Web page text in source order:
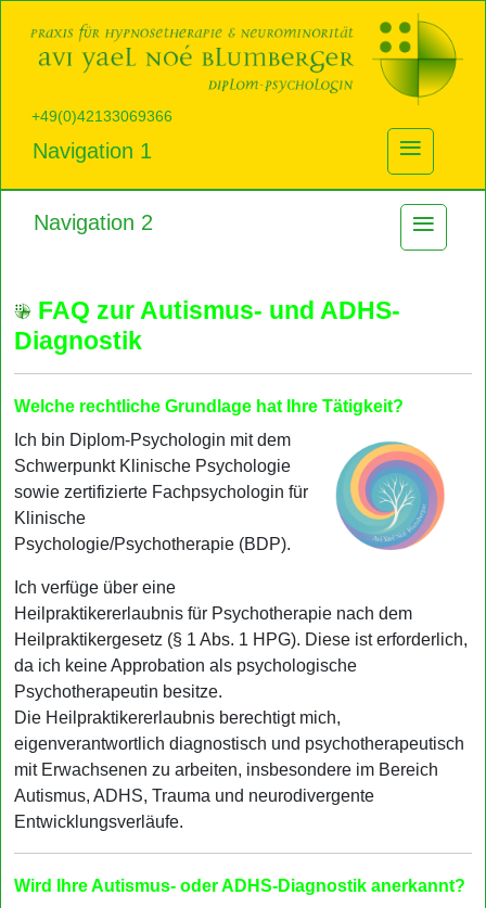
+49(0)42133069366
Navigation 1 ≡
Navigation 2 ≡
FAQ zur Autismus- und ADHS-
Diagnostik
Welche rechtliche Grundlage hat Ihre Tätigkeit?
Ich bin Diplom-Psychologin mit dem
Schwerpunkt Klinische Psychologie
sowie zertifizierte Fachpsychologin für
Klinische
Psychologie/Psychotherapie (BDP).
Ich verfüge über eine
Heilpraktikererlaubnis für Psychotherapie nach dem
Heilpraktikergesetz (§ 1 Abs. 1 HPG). Diese ist erforderlich,
da ich keine Approbation als psychologische
Psychotherapeutin besitze.
Die Heilpraktikererlaubnis berechtigt mich,
eigenverantwortlich diagnostisch und psychotherapeutisch
mit Erwachsenen zu arbeiten, insbesondere im Bereich
Autismus, ADHS, Trauma und neurodivergente
Entwicklungsverläufe.
Wird Ihre Autismus- oder ADHS-Diagnostik anerkannt?